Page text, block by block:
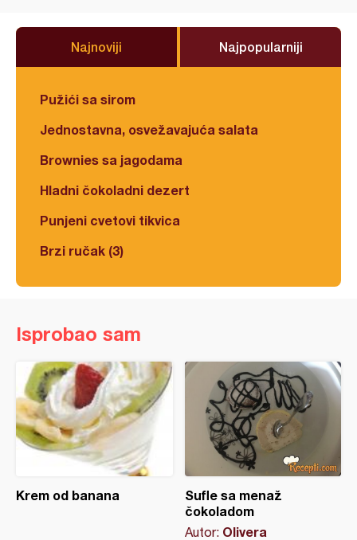
Najnoviji Najpopularniji
Pužići sa sirom
Jednostavna, osvežavajuća salata
Brownies sa jagodama
Hladni čokoladni dezert
Punjeni cvetovi tikvica
Brzi ručak (3)
Isprobao sam
Krem od banana
Sufle sa menaž
čokoladom
Autor: Olivera